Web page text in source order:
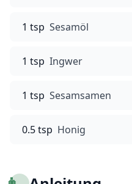
1 tsp Sesamöl
1 tsp Ingwer
1 tsp Sesamsamen
0.5 tsp Honig